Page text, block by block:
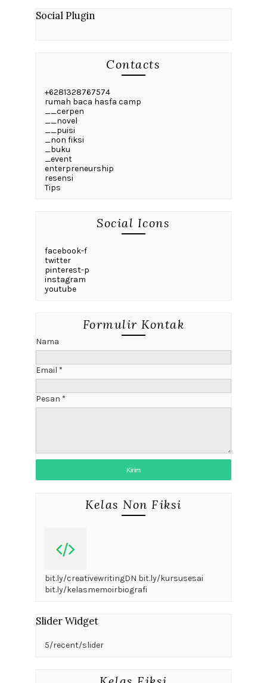
Social Plugin
Contacts
+6281328767574
rumah baca hasfa camp
__cerpen
__novel
__puisi
_non fiksi
_buku
_event
enterpreneurship
resensi
Tips
Social Icons
facebook-f
twitter
pinterest-p
instagram
youtube
Formulir Kontak
Nama
Email *
Pesan *
Kelas Non Fiksi
bit.ly/creativewritingDN bit.ly/kursusesai
bit.ly/kelasmemoirbiografi
Slider Widget
5/recent/slider